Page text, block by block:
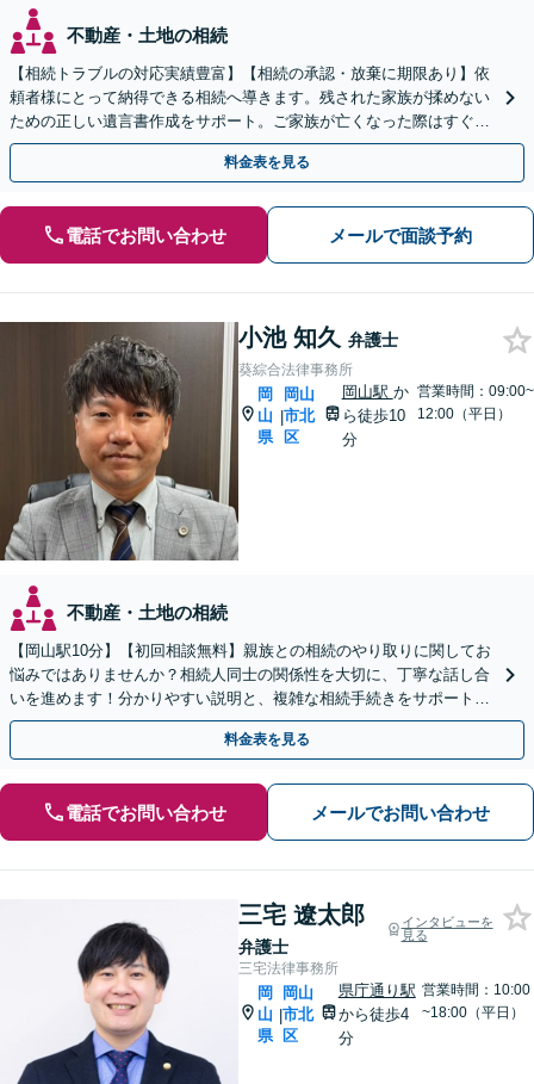
不動産・土地の相続
【相続トラブルの対応実績豊富】【相続の承認・放棄に期限あり】依
頼者様にとって納得できる相続へ導きます。残された家族が揉めない
ための正しい遺言書作成をサポート。ご家族が亡くなった際はすぐに
弁護士に相談を！【安心の費用設計】【岡山駅徒歩10分】
料金表を見る
電話でお問い合わせ メールで面談予約
小池 知久 弁護士
葵綜合法律事務所
岡
山
県
|
岡山
市北
区
岡山駅 か
ら徒歩10
分
営業時間：09:00~
12:00（平日）
不動産・土地の相続
【岡山駅10分】【初回相談無料】親族との相続のやり取りに関してお
悩みではありませんか？相続人同士の関係性を大切に、丁寧な話し合
いを進めます！分かりやすい説明と、複雑な相続手続きをサポートい
たします。まずはご相談ください。【夜間・休日相談可】
料金表を見る
電話でお問い合わせ メールでお問い合わせ
三宅 遼太郎
弁護士
インタビューを
見る
三宅法律事務所
岡
山
県
|
岡山
市北
区
県庁通り駅
から徒歩4
分
営業時間：10:00
~18:00（平日）